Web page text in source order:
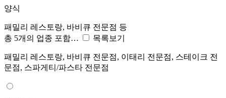
양식
패밀리 레스토랑, 바비큐 전문점 등
총 5개의 업종 포함…
목록보기
패밀리 레스토랑, 바비큐 전문점, 이태리 전문점, 스테이크 전
문점, 스파게티/파스타 전문점